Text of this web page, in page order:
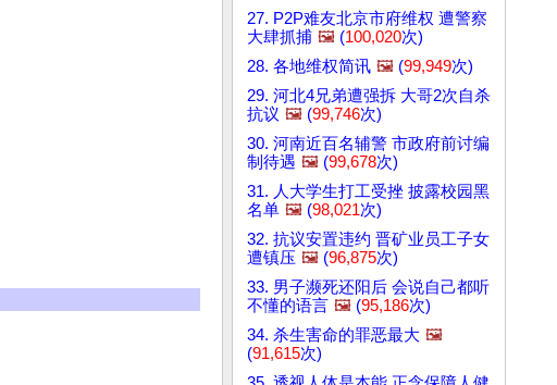
27. P2P难友北京市府维权 遭警察
大肆抓捕 🖼️ (100,020次)
28. 各地维权简讯 🖼️ (99,949次)
29. 河北4兄弟遭强拆 大哥2次自杀
抗议 🖼️ (99,746次)
30. 河南近百名辅警 市政府前讨编
制待遇 🖼️ (99,678次)
31. 人大学生打工受挫 披露校园黑
名单 🖼️ (98,021次)
32. 抗议安置违约 晋矿业员工子女
遭镇压 🖼️ (96,875次)
33. 男子濒死还阳后 会说自己都听
不懂的语言 🖼️ (95,186次)
34. 杀生害命的罪恶最大 🖼️
(91,615次)